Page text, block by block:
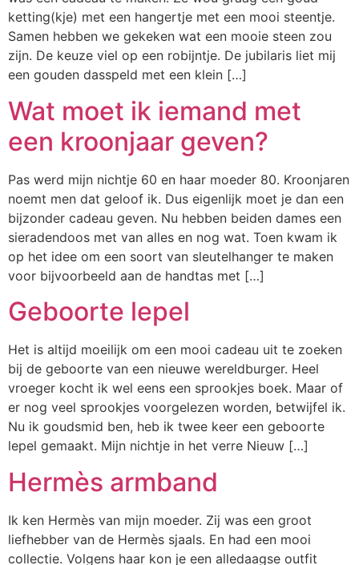
ketting(kje) met een hangertje met een mooi steentje.
Samen hebben we gekeken wat een mooie steen zou
zijn. De keuze viel op een robijntje. De jubilaris liet mij
een gouden dasspeld met een klein […]
Wat moet ik iemand met
een kroonjaar geven?
Pas werd mijn nichtje 60 en haar moeder 80. Kroonjaren
noemt men dat geloof ik. Dus eigenlijk moet je dan een
bijzonder cadeau geven. Nu hebben beiden dames een
sieradendoos met van alles en nog wat. Toen kwam ik
op het idee om een soort van sleutelhanger te maken
voor bijvoorbeeld aan de handtas met […]
Geboorte lepel
Het is altijd moeilijk om een mooi cadeau uit te zoeken
bij de geboorte van een nieuwe wereldburger. Heel
vroeger kocht ik wel eens een sprookjes boek. Maar of
er nog veel sprookjes voorgelezen worden, betwijfel ik.
Nu ik goudsmid ben, heb ik twee keer een geboorte
lepel gemaakt. Mijn nichtje in het verre Nieuw […]
Hermès armband
Ik ken Hermès van mijn moeder. Zij was een groot
liefhebber van de Hermès sjaals. En had een mooi
collectie. Volgens haar kon je een alledaagse outfit